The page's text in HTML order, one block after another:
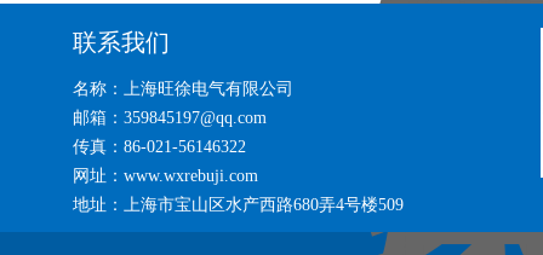
联系我们
名称：上海旺徐电气有限公司
邮箱：359845197@qq.com
传真：86-021-56146322
网址：www.wxrebuji.com
地址：上海市宝山区水产西路680弄4号楼509